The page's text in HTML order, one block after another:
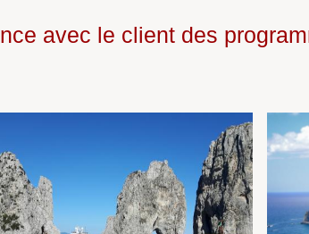
avec le client des